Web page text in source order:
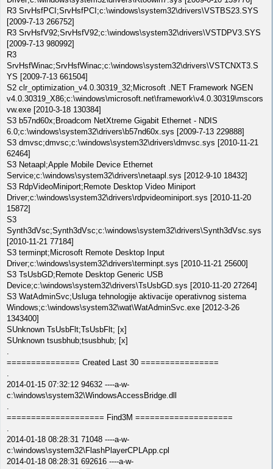
R3 SrvHsfPCI;SrvHsfPCI;c:\windows\system32\drivers\VSTBS23.SYS
[2009-7-13 266752]
R3 SrvHsfV92;SrvHsfV92;c:\windows\system32\drivers\VSTDPV3.SYS
[2009-7-13 980992]
R3
SrvHsfWinac;SrvHsfWinac;c:\windows\system32\drivers\VSTCNXT3.S
YS [2009-7-13 661504]
S2 clr_optimization_v4.0.30319_32;Microsoft .NET Framework NGEN
v4.0.30319_X86;c:\windows\microsoft.net\framework\v4.0.30319\mscors
vw.exe [2010-3-18 130384]
S3 b57nd60x;Broadcom NetXtreme Gigabit Ethernet - NDIS
6.0;c:\windows\system32\drivers\b57nd60x.sys [2009-7-13 229888]
S3 dmvsc;dmvsc;c:\windows\system32\drivers\dmvsc.sys [2010-11-21
62464]
S3 Netaapl;Apple Mobile Device Ethernet
Service;c:\windows\system32\drivers\netaapl.sys [2012-9-10 18432]
S3 RdpVideoMiniport;Remote Desktop Video Miniport
Driver;c:\windows\system32\drivers\rdpvideominiport.sys [2010-11-20
15872]
S3
Synth3dVsc;Synth3dVsc;c:\windows\system32\drivers\Synth3dVsc.sys
[2010-11-21 77184]
S3 terminpt;Microsoft Remote Desktop Input
Driver;c:\windows\system32\drivers\terminpt.sys [2010-11-21 25600]
S3 TsUsbGD;Remote Desktop Generic USB
Device;c:\windows\system32\drivers\TsUsbGD.sys [2010-11-20 27264]
S3 WatAdminSvc;Usluga tehnologije aktivacije operativnog sistema
Windows;c:\windows\system32\wat\WatAdminSvc.exe [2012-3-26
1343400]
SUnknown TsUsbFlt;TsUsbFlt; [x]
SUnknown tsusbhub;tsusbhub; [x]
.
=============== Created Last 30 ================
.
2014-01-15 07:32:12 94632 ----a-w-
c:\windows\system32\WindowsAccessBridge.dll
.
==================== Find3M ====================
.
2014-01-18 08:28:31 71048 ----a-w-
c:\windows\system32\FlashPlayerCPLApp.cpl
2014-01-18 08:28:31 692616 ----a-w-